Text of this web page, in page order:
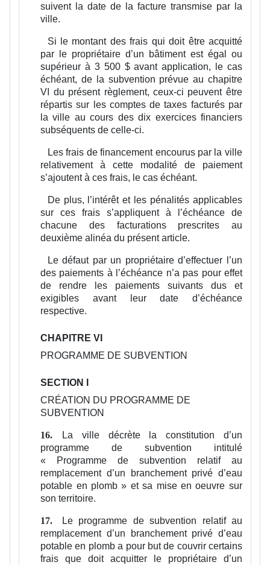
suivent la date de la facture transmise par la
ville.
Si le montant des frais qui doit être acquitté
par le propriétaire d’un bâtiment est égal ou
supérieur à 3 500 $ avant application, le cas
échéant, de la subvention prévue au chapitre
VI du présent règlement, ceux-ci peuvent être
répartis sur les comptes de taxes facturés par
la ville au cours des dix exercices financiers
subséquents de celle-ci.
Les frais de financement encourus par la ville
relativement à cette modalité de paiement
s’ajoutent à ces frais, le cas échéant.
De plus, l’intérêt et les pénalités applicables
sur ces frais s’appliquent à l’échéance de
chacune des facturations prescrites au
deuxième alinéa du présent article.
Le défaut par un propriétaire d’effectuer l’un
des paiements à l’échéance n’a pas pour effet
de rendre les paiements suivants dus et
exigibles avant leur date d’échéance
respective.
CHAPITRE VI
PROGRAMME DE SUBVENTION
SECTION I
CRÉATION DU PROGRAMME DE
SUBVENTION
16.
La ville décrète la constitution d’un
programme de subvention intitulé
« Programme de subvention relatif au
remplacement d’un branchement privé d’eau
potable en plomb » et sa mise en oeuvre sur
son territoire.
17.
Le programme de subvention relatif au
remplacement d’un branchement privé d’eau
potable en plomb a pour but de couvrir certains
frais que doit acquitter le propriétaire d’un